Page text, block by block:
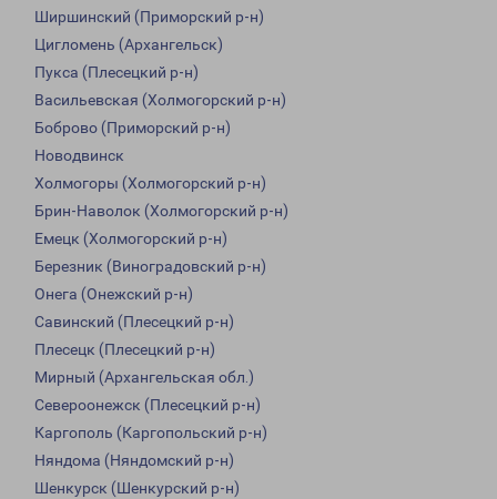
Ширшинский (Приморский р-н)
Цигломень (Архангельск)
Пукса (Плесецкий р-н)
Васильевская (Холмогорский р-н)
Боброво (Приморский р-н)
Новодвинск
Холмогоры (Холмогорский р-н)
Брин-Наволок (Холмогорский р-н)
Емецк (Холмогорский р-н)
Березник (Виноградовский р-н)
Онега (Онежский р-н)
Савинский (Плесецкий р-н)
Плесецк (Плесецкий р-н)
Мирный (Архангельская обл.)
Североонежск (Плесецкий р-н)
Каргополь (Каргопольский р-н)
Няндома (Няндомский р-н)
Шенкурск (Шенкурский р-н)